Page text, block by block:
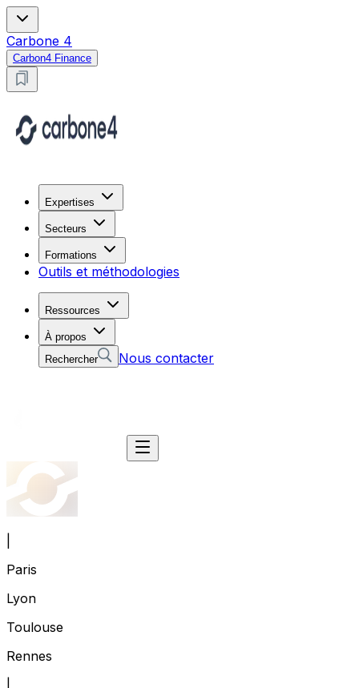
Carbone 4
Carbon4 Finance
Expertises
Secteurs
Formations
Outils et méthodologies
Ressources
À propos
Rechercher
Nous contacter
Paris
Lyon
Toulouse
Rennes